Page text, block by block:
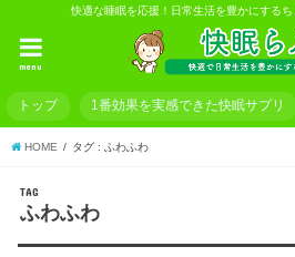
快適な睡眠を応援！日常生活を豊かにする
menu
トップ 1番効果を実感できた快眠サプリ
HOME タグ : ふわふわ
TAG
ふわふわ